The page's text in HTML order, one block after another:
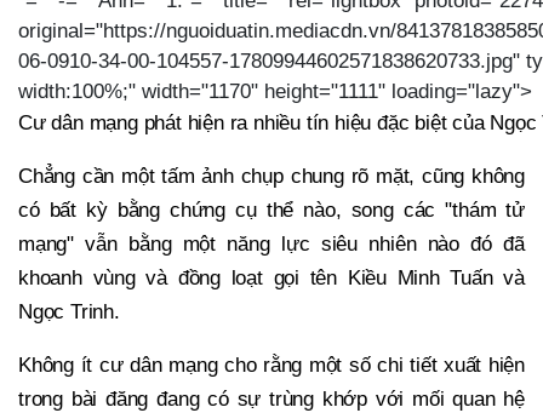
original="https://nguoiduatin.mediacdn.vn/
06-0910-34-00-104557-17809944602571838620733.jpg"
width:100%;" width="1170" height="1111" loading="lazy">
Cư dân mạng phát hiện ra nhiều tín hiệu đặc biệt của
Chẳng cần một tấm ảnh chụp chung rõ mặt, cũng không
có bất kỳ bằng chứng cụ thể nào, song các "thám tử
mạng" vẫn bằng một năng lực siêu nhiên nào đó đã
khoanh vùng và đồng loạt gọi tên Kiều Minh Tuấn và
Ngọc Trinh.
Không ít cư dân mạng cho rằng một số chi tiết xuất hiện
trong bài đăng đang có sự trùng khớp với mối quan hệ